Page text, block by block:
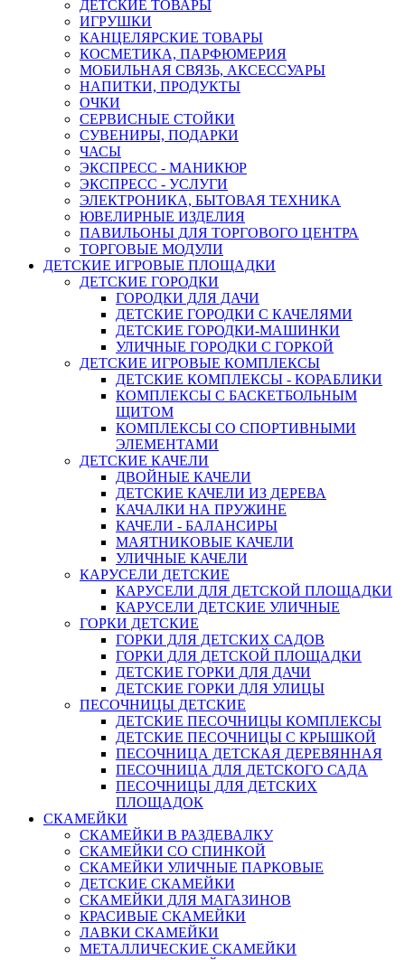
ДЕТСКИЕ ТОВАРЫ
ИГРУШКИ
КАНЦЕЛЯРСКИЕ ТОВАРЫ
КОСМЕТИКА, ПАРФЮМЕРИЯ
МОБИЛЬНАЯ СВЯЗЬ, АКСЕССУАРЫ
НАПИТКИ, ПРОДУКТЫ
ОЧКИ
СЕРВИСНЫЕ СТОЙКИ
СУВЕНИРЫ, ПОДАРКИ
ЧАСЫ
ЭКСПРЕСС - МАНИКЮР
ЭКСПРЕСС - УСЛУГИ
ЭЛЕКТРОНИКА, БЫТОВАЯ ТЕХНИКА
ЮВЕЛИРНЫЕ ИЗДЕЛИЯ
ПАВИЛЬОНЫ ДЛЯ ТОРГОВОГО ЦЕНТРА
ТОРГОВЫЕ МОДУЛИ
ДЕТСКИЕ ИГРОВЫЕ ПЛОЩАДКИ
ДЕТСКИЕ ГОРОДКИ
ГОРОДКИ ДЛЯ ДАЧИ
ДЕТСКИЕ ГОРОДКИ С КАЧЕЛЯМИ
ДЕТСКИЕ ГОРОДКИ-МАШИНКИ
УЛИЧНЫЕ ГОРОДКИ С ГОРКОЙ
ДЕТСКИЕ ИГРОВЫЕ КОМПЛЕКСЫ
ДЕТСКИЕ КОМПЛЕКСЫ - КОРАБЛИКИ
КОМПЛЕКСЫ С БАСКЕТБОЛЬНЫМ
ЩИТОМ
КОМПЛЕКСЫ СО СПОРТИВНЫМИ
ЭЛЕМЕНТАМИ
ДЕТСКИЕ КАЧЕЛИ
ДВОЙНЫЕ КАЧЕЛИ
ДЕТСКИЕ КАЧЕЛИ ИЗ ДЕРЕВА
КАЧАЛКИ НА ПРУЖИНЕ
КАЧЕЛИ - БАЛАНСИРЫ
МАЯТНИКОВЫЕ КАЧЕЛИ
УЛИЧНЫЕ КАЧЕЛИ
КАРУСЕЛИ ДЕТСКИЕ
КАРУСЕЛИ ДЛЯ ДЕТСКОЙ ПЛОЩАДКИ
КАРУСЕЛИ ДЕТСКИЕ УЛИЧНЫЕ
ГОРКИ ДЕТСКИЕ
ГОРКИ ДЛЯ ДЕТСКИХ САДОВ
ГОРКИ ДЛЯ ДЕТСКОЙ ПЛОЩАДКИ
ДЕТСКИЕ ГОРКИ ДЛЯ ДАЧИ
ДЕТСКИЕ ГОРКИ ДЛЯ УЛИЦЫ
ПЕСОЧНИЦЫ ДЕТСКИЕ
ДЕТСКИЕ ПЕСОЧНИЦЫ КОМПЛЕКСЫ
ДЕТСКИЕ ПЕСОЧНИЦЫ С КРЫШКОЙ
ПЕСОЧНИЦА ДЕТСКАЯ ДЕРЕВЯННАЯ
ПЕСОЧНИЦА ДЛЯ ДЕТСКОГО САДА
ПЕСОЧНИЦЫ ДЛЯ ДЕТСКИХ
ПЛОЩАДОК
СКАМЕЙКИ
СКАМЕЙКИ В РАЗДЕВАЛКУ
СКАМЕЙКИ СО СПИНКОЙ
СКАМЕЙКИ УЛИЧНЫЕ ПАРКОВЫЕ
ДЕТСКИЕ СКАМЕЙКИ
СКАМЕЙКИ ДЛЯ МАГАЗИНОВ
КРАСИВЫЕ СКАМЕЙКИ
ЛАВКИ СКАМЕЙКИ
МЕТАЛЛИЧЕСКИЕ СКАМЕЙКИ